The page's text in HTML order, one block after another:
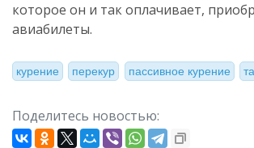
которое он и так оплачивает,
авиабилеты.
курение перекур пассивное курение
Поделитесь новостью: